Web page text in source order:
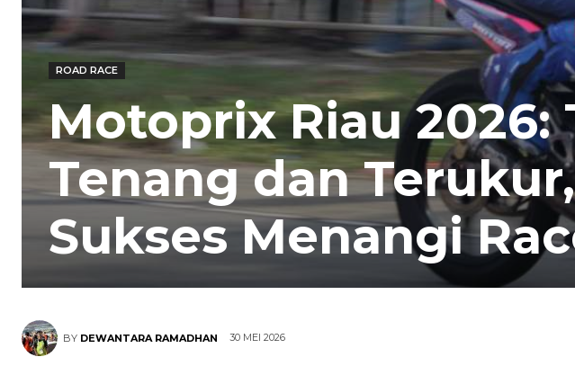
ROAD RACE
Motoprix Riau 2026:
Tenang dan
Sukses Menangi
BY DEWANTARA RAMADHAN 30 MEI 2026